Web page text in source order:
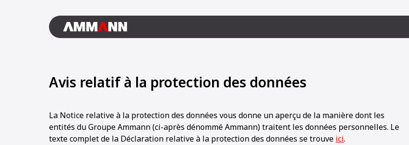
Avis relatif à la protection des données
La Notice relative à la protection des données vous donne un aperçu de la manière dont les
entités du Groupe Ammann (ci-après dénommé Ammann) traitent les données personnelles. Le
texte complet de la Déclaration relative à la protection des données se trouve ici.